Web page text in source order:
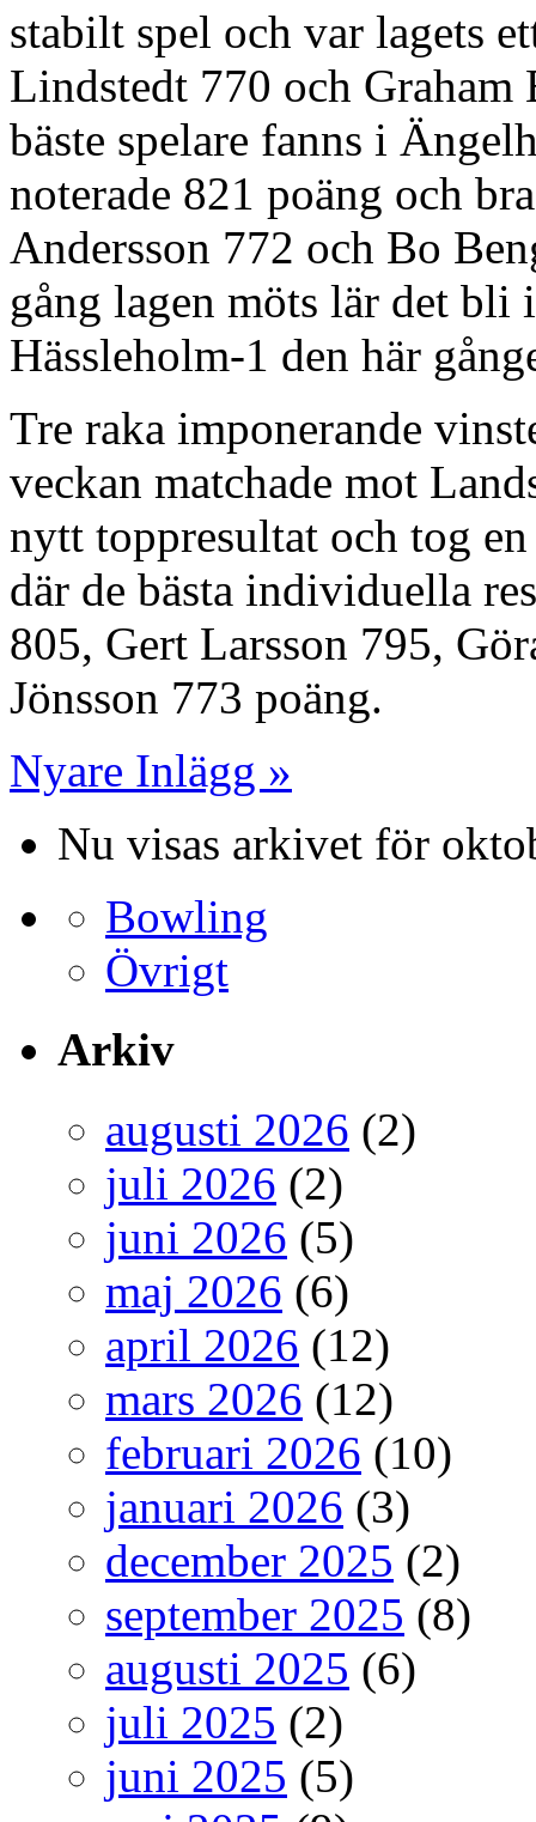
stabilt spel och var lagets
Lindstedt 770 och Graham
bäste spelare fanns i
noterade 821 poäng och
Andersson 772 och Bo
gång lagen möts lär det
Hässleholm-1 den här
Tre raka imponerande
veckan matchade mot
nytt toppresultat och tog
där de bästa individuella
805, Gert Larsson 795,
Jönsson 773 poäng.
Nyare Inlägg »
Nu visas arkivet för
Bowling
Övrigt
Arkiv
augusti 2026 (2)
juli 2026 (2)
juni 2026 (5)
maj 2026 (6)
april 2026 (12)
mars 2026 (12)
februari 2026 (10)
januari 2026 (3)
december 2025 (2)
september 2025 (8)
augusti 2025 (6)
juli 2025 (2)
juni 2025 (5)